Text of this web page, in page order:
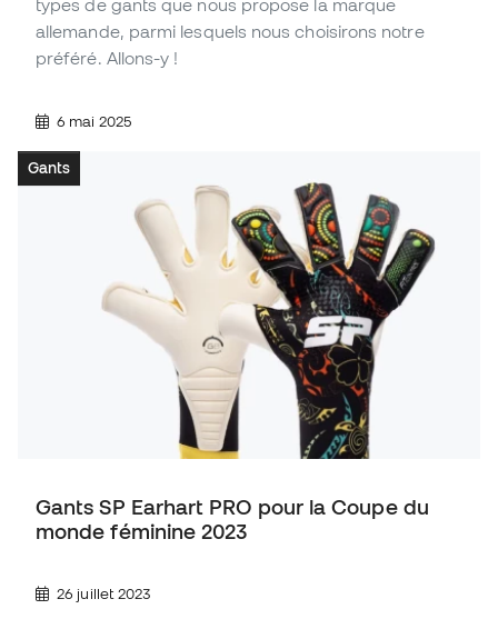
types de gants que nous propose la marque
allemande, parmi lesquels nous choisirons notre
préféré. Allons-y !
6 mai 2025
Gants
Gants SP Earhart PRO pour la Coupe du
monde féminine 2023
26 juillet 2023